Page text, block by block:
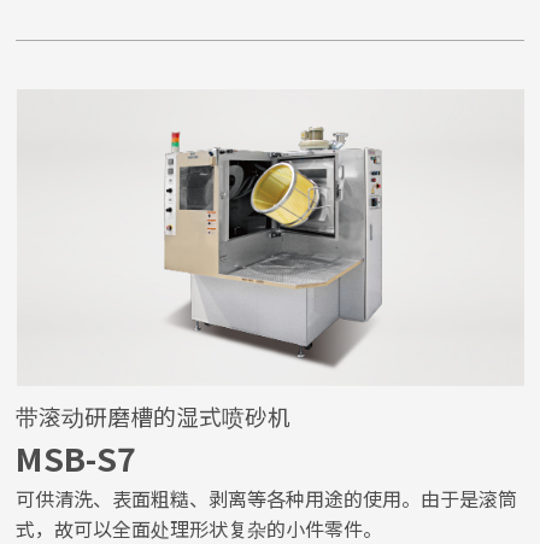
带滚动研磨槽的湿式喷砂机
MSB-S7
可供清洗、表面粗糙、剥离等各种用途的使用。由于是滚筒
式，故可以全面处理形状复杂的小件零件。